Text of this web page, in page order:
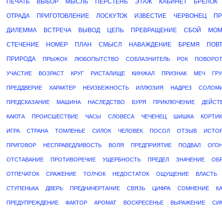
ПЕЧАТЬ ВЫБОР МЫСЛЬ ПЕРСТЕНЬ ЭТАЖ КАБИНЕТ БРЕЛОК
ОТРАДА ПРИГОТОВЛЕНИЕ ЛОСКУТОК ИЗВЕСТИЕ ЧЕРВОНЕЦ
ДИЛЕММА ВСТРЕЧА ВЫВОД ЦЕПЬ ПРЕВРАЩЕНИЕ СБОЙ
СТЕЧЕНИЕ НОМЕР ПЛАН СМЫСЛ НАВАЖДЕНИЕ БРЕМЯ
ПРИРОДА ПРЫЖОК ЛЮБОПЫТСТВО СОБЛАЗНИТЕЛЬ РОК ПОВОРОТ
УЧАСТИЕ ВОЗРАСТ КРУГ РИСТАЛИЩЕ КИНЖАЛ ПРИЗНАК МЕЧ
ПРЕДДВЕРИЕ ХАРАКТЕР НЕИЗБЕЖНОСТЬ ИЛЛЮЗИЯ НАДРЕЗ
ПРЕДСКАЗАНИЕ МАШИНА НАСЛЕДСТВО БУРЯ ПРИКЛЮЧЕНИЕ
КАЮТА ПРОИСШЕСТВИЕ ЧАСЫ СЛОВЕСА ЧЕЧЕНЕЦ ШИШКА КОРТИК
ИГРА СТРАНА ТОМЛЕНЬЕ СИЛОК ЧЕЛОВЕК ПОСОЛ ОТЗЫВ
ПРИГОВОР НЕСПРАВЕДЛИВОСТЬ ВОЛЯ ПРЕДПРИЯТИЕ ПОДВАЛ
ОТСТАВАНИЕ ПРОТИВОРЕЧИЕ УЩЕРБНОСТЬ ПРЕДЕЛ ЗНАЧЕНИЕ
ОТПЕЧАТОК СРАЖЕНИЕ ТОЛЧОК НЕДОСТАТОК ОЩУЩЕНИЕ ВЛАСТЬ
СТУПЕНЬКА ДВЕРЬ ПРЕДНАЧЕРТАНИЕ СВЯЗЬ ЦИФРА СОМНЕНИЕ
ПРЕДУПРЕЖДЕНИЕ ФАКТОР АРОМАТ ВОСКРЕСЕНЬЕ ВЫРАЖЕНИЕ